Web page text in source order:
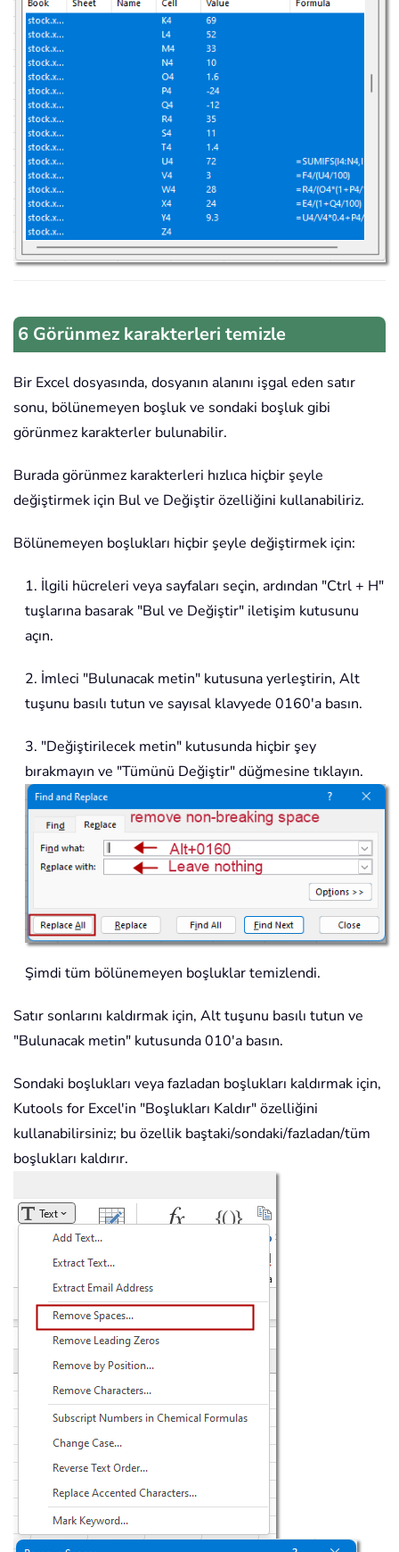
6 Görünmez karakterleri temizle
Bir Excel dosyasında, dosyanın alanını işgal eden satır
sonu, bölünemeyen boşluk ve sondaki boşluk gibi
görünmez karakterler bulunabilir.
Burada görünmez karakterleri hızlıca hiçbir şeyle
değiştirmek için Bul ve Değiştir özelliğini kullanabiliriz.
Bölünemeyen boşlukları hiçbir şeyle değiştirmek için:
1. İlgili hücreleri veya sayfaları seçin, ardından "Ctrl + H"
tuşlarına basarak "Bul ve Değiştir" iletişim kutusunu
açın.
2. İmleci "Bulunacak metin" kutusuna yerleştirin, Alt
tuşunu basılı tutun ve sayısal klavyede 0160'a basın.
3. "Değiştirilecek metin" kutusunda hiçbir şey
bırakmayın ve "Tümünü Değiştir" düğmesine tıklayın.
Şimdi tüm bölünemeyen boşluklar temizlendi.
Satır sonlarını kaldırmak için, Alt tuşunu basılı tutun ve
"Bulunacak metin" kutusunda 010'a basın.
Sondaki boşlukları veya fazladan boşlukları kaldırmak için,
Kutools for Excel'in "Boşlukları Kaldır" özelliğini
kullanabilirsiniz; bu özellik baştaki/sondaki/fazladan/tüm
boşlukları kaldırır.